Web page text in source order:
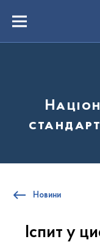
вмістуMenu
Новини
Іспит у